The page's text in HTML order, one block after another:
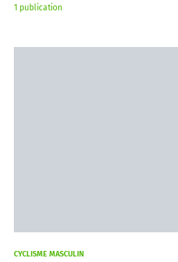
1 publication
CYCLISME MASCULIN